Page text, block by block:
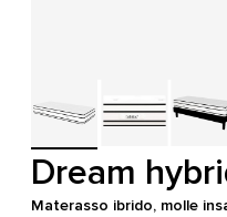
Dream
Materasso ibrido, molle